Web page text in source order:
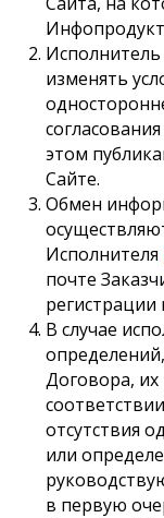
изменять
этом
Сайте.
Обмен
Исполнителя
почте
регистрации
В случае
Договора, их
отсутствия
или
в первую